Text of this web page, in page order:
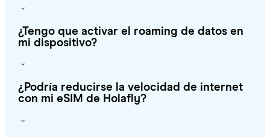
¿Tengo que activar el roaming de datos en
mi dispositivo?
¿Podría reducirse la velocidad de internet
con mi eSIM de Holafly?